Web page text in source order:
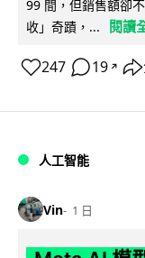
99 間，但銷售額卻
收」奇蹟，...
閱讀
247 19 ↗
人工智能
Vin 1 日